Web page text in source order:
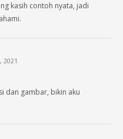
kasih contoh nyata, jadi
2021
dan gambar, bikin aku